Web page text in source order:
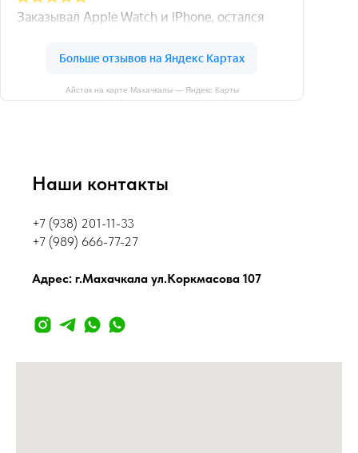
Айсток на карте Махачкалы — Яндекс Карты
Наши контакты
+7 (938) 201-11-33
+7 (989) 666-77-27
Адрес: г.Махачкала ул.Коркмасова 107